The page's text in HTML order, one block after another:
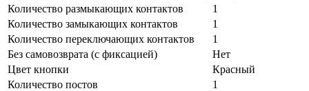
Количество размыкающих контактов
1
Количество замыкающих контактов
1
Количество переключающих контактов
1
Без самовозврата (с фиксацией)
Нет
Цвет кнопки
Красный
Количество постов
1